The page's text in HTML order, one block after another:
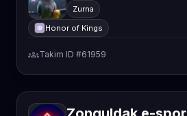
Zurna
Honor of Kings
groupsTakım ID #61959